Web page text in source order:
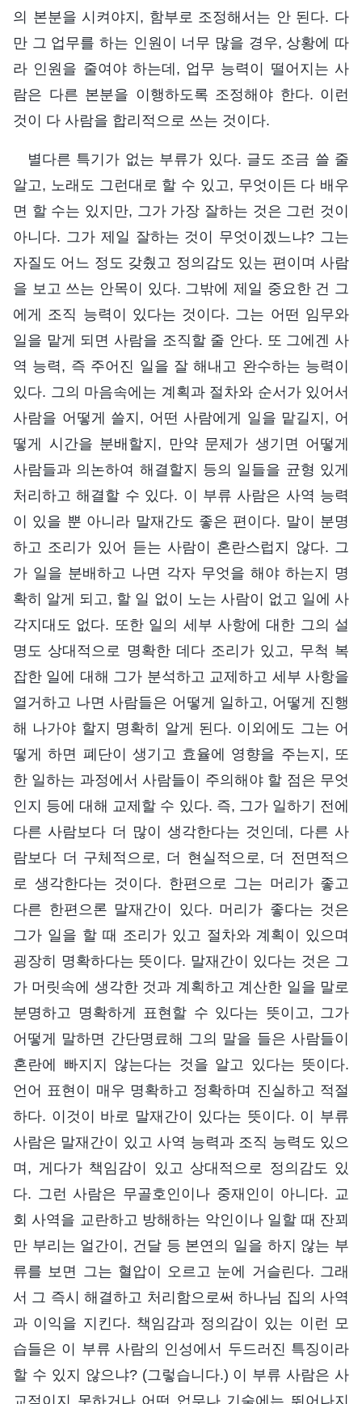
의 본분을 시켜야지, 함부로 조정해서는 안 된다. 다
만 그 업무를 하는 인원이 너무 많을 경우, 상황에 따
라 인원을 줄여야 하는데, 업무 능력이 떨어지는 사
람은 다른 본분을 이행하도록 조정해야 한다. 이런
것이 다 사람을 합리적으로 쓰는 것이다.
별다른 특기가 없는 부류가 있다. 글도 조금 쓸 줄
알고, 노래도 그런대로 할 수 있고, 무엇이든 다 배우
면 할 수는 있지만, 그가 가장 잘하는 것은 그런 것이
아니다. 그가 제일 잘하는 것이 무엇이겠느냐? 그는
자질도 어느 정도 갖췄고 정의감도 있는 편이며 사람
을 보고 쓰는 안목이 있다. 그밖에 제일 중요한 건 그
에게 조직 능력이 있다는 것이다. 그는 어떤 임무와
일을 맡게 되면 사람을 조직할 줄 안다. 또 그에겐 사
역 능력, 즉 주어진 일을 잘 해내고 완수하는 능력이
있다. 그의 마음속에는 계획과 절차와 순서가 있어서
사람을 어떻게 쓸지, 어떤 사람에게 일을 맡길지, 어
떻게 시간을 분배할지, 만약 문제가 생기면 어떻게
사람들과 의논하여 해결할지 등의 일들을 균형 있게
처리하고 해결할 수 있다. 이 부류 사람은 사역 능력
이 있을 뿐 아니라 말재간도 좋은 편이다. 말이 분명
하고 조리가 있어 듣는 사람이 혼란스럽지 않다. 그
가 일을 분배하고 나면 각자 무엇을 해야 하는지 명
확히 알게 되고, 할 일 없이 노는 사람이 없고 일에 사
각지대도 없다. 또한 일의 세부 사항에 대한 그의 설
명도 상대적으로 명확한 데다 조리가 있고, 무척 복
잡한 일에 대해 그가 분석하고 교제하고 세부 사항을
열거하고 나면 사람들은 어떻게 일하고, 어떻게 진행
해 나가야 할지 명확히 알게 된다. 이외에도 그는 어
떻게 하면 폐단이 생기고 효율에 영향을 주는지, 또
한 일하는 과정에서 사람들이 주의해야 할 점은 무엇
인지 등에 대해 교제할 수 있다. 즉, 그가 일하기 전에
다른 사람보다 더 많이 생각한다는 것인데, 다른 사
람보다 더 구체적으로, 더 현실적으로, 더 전면적으
로 생각한다는 것이다. 한편으로 그는 머리가 좋고
다른 한편으론 말재간이 있다. 머리가 좋다는 것은
그가 일을 할 때 조리가 있고 절차와 계획이 있으며
굉장히 명확하다는 뜻이다. 말재간이 있다는 것은 그
가 머릿속에 생각한 것과 계획하고 계산한 일을 말로
분명하고 명확하게 표현할 수 있다는 뜻이고, 그가
어떻게 말하면 간단명료해 그의 말을 들은 사람들이
혼란에 빠지지 않는다는 것을 알고 있다는 뜻이다.
언어 표현이 매우 명확하고 정확하며 진실하고 적절
하다. 이것이 바로 말재간이 있다는 뜻이다. 이 부류
사람은 말재간이 있고 사역 능력과 조직 능력도 있으
며, 게다가 책임감이 있고 상대적으로 정의감도 있
다. 그런 사람은 무골호인이나 중재인이 아니다. 교
회 사역을 교란하고 방해하는 악인이나 일할 때 잔꾀
만 부리는 얼간이, 건달 등 본연의 일을 하지 않는 부
류를 보면 그는 혈압이 오르고 눈에 거슬린다. 그래
서 그 즉시 해결하고 처리함으로써 하나님 집의 사역
과 이익을 지킨다. 책임감과 정의감이 있는 이런 모
습들은 이 부류 사람의 인성에서 두드러진 특징이라
할 수 있지 않으냐? (그렇습니다.) 이 부류 사람은 사
교적이지 못하거나 어떤 업무나 기술에는 뛰어나지